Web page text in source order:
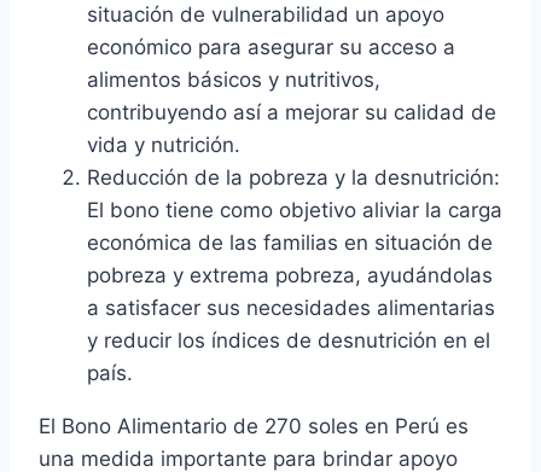
situación de vulnerabilidad un apoyo
económico para asegurar su acceso a
alimentos básicos y nutritivos,
contribuyendo así a mejorar su calidad de
vida y nutrición.
Reducción de la pobreza y la desnutrición:
El bono tiene como objetivo aliviar la carga
económica de las familias en situación de
pobreza y extrema pobreza, ayudándolas
a satisfacer sus necesidades alimentarias
y reducir los índices de desnutrición en el
país.
El Bono Alimentario de 270 soles en Perú es
una medida importante para brindar apoyo